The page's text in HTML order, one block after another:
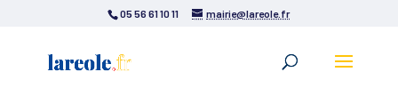
05 56 61 10 11 mairie@lareole.fr